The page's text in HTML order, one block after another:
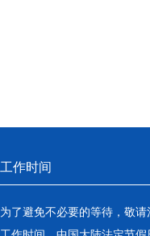
工作时间
为了避免不必要的等待，敬